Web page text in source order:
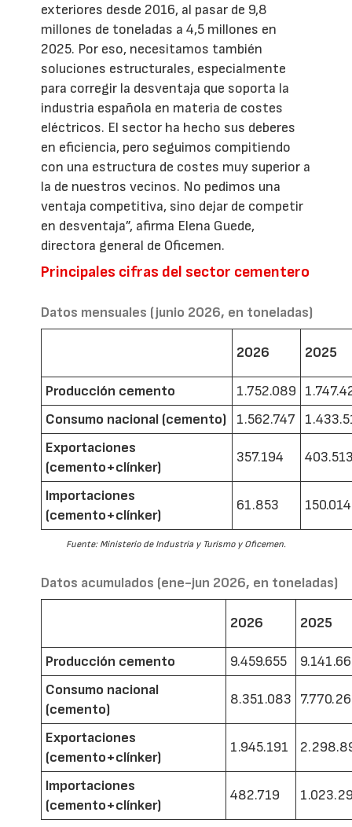
exteriores desde 2016, al pasar de 9,8
millones de toneladas a 4,5 millones en
2025. Por eso, necesitamos también
soluciones estructurales, especialmente
para corregir la desventaja que soporta la
industria española en materia de costes
eléctricos. El sector ha hecho sus deberes
en eficiencia, pero seguimos compitiendo
con una estructura de costes muy superior a
la de nuestros vecinos. No pedimos una
ventaja competitiva, sino dejar de competir
en desventaja”, afirma Elena Guede,
directora general de Oficemen.
Principales cifras del sector cementero
Datos mensuales (junio 2026, en toneladas)
2026 2025
Producción cemento 1.752.089
Consumo nacional (cemento)
1.562.747
Exportaciones
(cemento+clínker)
357.194
Importaciones
(cemento+clínker)
61.853 150.014
Fuente: Ministerio de Industria y Turismo y Oficemen.
Datos acumulados (ene-jun 2026, en toneladas)
2026 2025
Producción cemento 9.459.655
Consumo nacional
(cemento)
8.351.083
Exportaciones
(cemento+clínker)
1.945.191
Importaciones
(cemento+clínker)
482.719